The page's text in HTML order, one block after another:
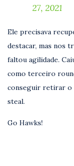
27, 2021
Ele precisava
destacar, mas nos
faltou agilidade.
como terceiro
conseguir retirar o
steal.
Go Hawks!